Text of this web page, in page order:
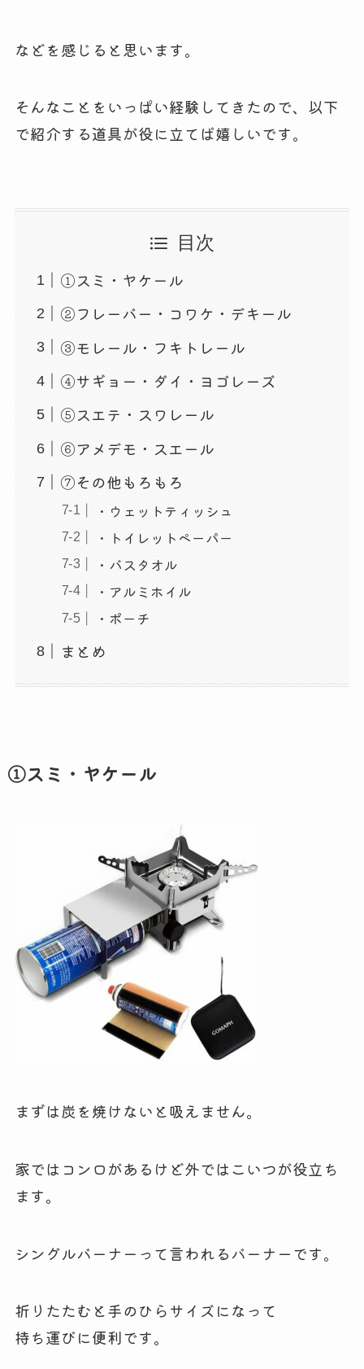
などを感じると思います。
そんなことをいっぱい経験してきたので、以下
で紹介する道具が役に立てば嬉しいです。
目次
①スミ・ヤケール
②フレーバー・コワケ・デキール
③モレール・フキトレール
④サギョー・ダイ・ヨゴレーズ
⑤スエテ・スワレール
⑥アメデモ・スエール
⑦その他もろもろ
・ウェットティッシュ
・トイレットペーパー
・バスタオル
・アルミホイル
・ポーチ
まとめ
①スミ・ヤケール
まずは炭を焼けないと吸えません。
家ではコンロがあるけど外ではこいつが役立ち
ます。
シングルバーナーって言われるバーナーです。
折りたたむと手のひらサイズになって
持ち運びに便利です。